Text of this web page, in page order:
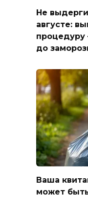
Не
августе:
до
Ваша
может